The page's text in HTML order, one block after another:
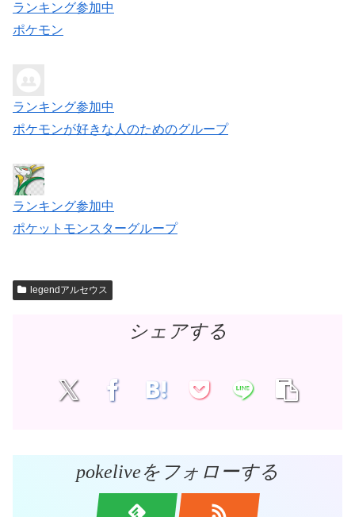
ランキング参加中
ポケモン
ランキング参加中
ポケモンが好きな人のためのグループ
ランキング参加中
ポケットモンスターグループ
legendアルセウス
シェアする
pokeliveをフォローする